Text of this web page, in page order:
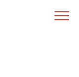
SAMenu
Fermer